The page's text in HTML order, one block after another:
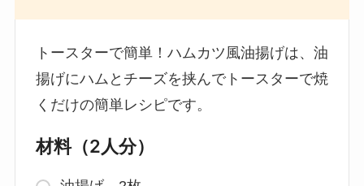
トースターで簡単！ハムカツ風油揚げは、油
揚げにハムとチーズを挟んでトースターで焼
くだけの簡単レシピです。
材料（2人分）